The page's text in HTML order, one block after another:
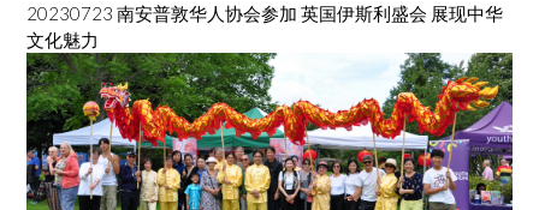
20230723 南安普敦华人协会参加 英国伊斯利盛会 展现中华
文化魅力